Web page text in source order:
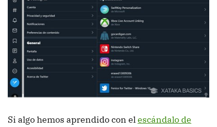
Si algo hemos aprendido con elescándalo de